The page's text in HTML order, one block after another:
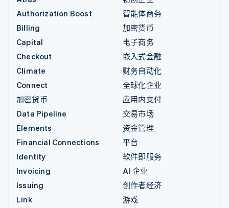
Authorization Boost
Billing
Capital
Checkout
Climate
Connect
加密货币
Data Pipeline
Elements
Financial Connections
Identity
Invoicing
Issuing
Link
智能体商务
加密货币
电子商务
嵌入式金融
财务自动化
全球化企业
应用内支付
交易市场
资金管理
平台
软件即服务
AI 企业
创作者经济
游戏